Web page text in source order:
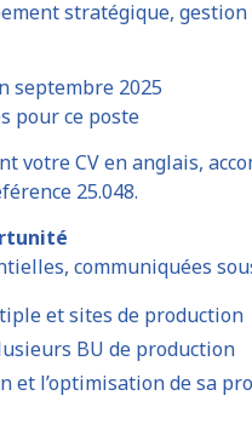
stratégique,
septembre 2025
pour ce poste
votre CV en anglais,
25.048.
communiquées
et sites de production
BU de production
et l’optimisation de sa